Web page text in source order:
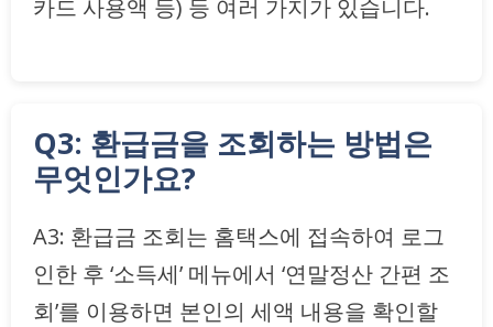
카드 사용액 등) 등 여러 가지가 있습니다.
Q3: 환급금을 조회하는 방법은
무엇인가요?
A3: 환급금 조회는 홈택스에 접속하여 로그
인한 후 ‘소득세’ 메뉴에서 ‘연말정산 간편 조
회’를 이용하면 본인의 세액 내용을 확인할